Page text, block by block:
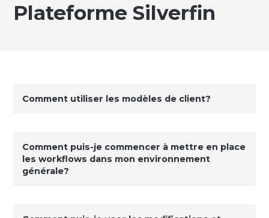
Plateforme Silverfin
Comment utiliser les modèles de client?
Comment puis-je commencer à mettre en place
les workflows dans mon environnement
générale?